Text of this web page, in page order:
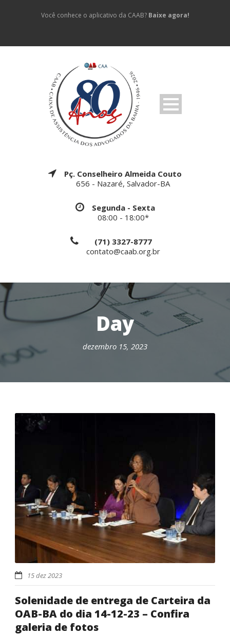
Você conhece o aplicativo da CAAB? Baixe agora!
Pç. Conselheiro Almeida Couto
656 - Nazaré, Salvador-BA
Segunda - Sexta
08:00 - 18:00*
(71) 3327-8777
contato@caab.org.br
Day
dezembro 15, 2023
15 dez 2023
Solenidade de entrega de Carteira da
OAB-BA do dia 14-12-23 – Confira
galeria de fotos